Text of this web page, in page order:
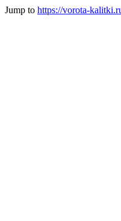
Jump to https://vorota-